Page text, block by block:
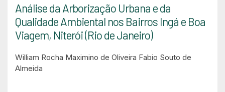
Análise da Arborização Urbana e da
Qualidade Ambiental nos Bairros Ingá e Boa
Viagem, Niterói (Rio de Janeiro)
William Rocha Maximino de Oliveira Fabio Souto de
Almeida